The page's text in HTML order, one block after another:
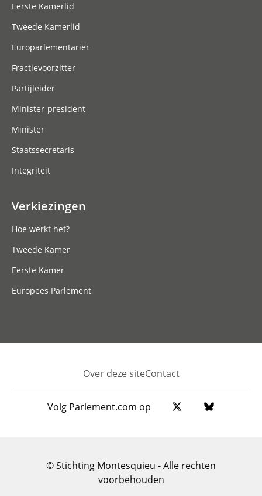
Eerste Kamerlid
Tweede Kamerlid
Europarlementariër
Fractievoorzitter
Partijleider
Minister-president
Minister
Staatssecretaris
Integriteit
Verkiezingen
Hoe werkt het?
Tweede Kamer
Eerste Kamer
Europees Parlement
Footer
Over deze siteContact
Volg Parlement.com op
© Stichting Montesquieu - Alle rechten
voorbehouden